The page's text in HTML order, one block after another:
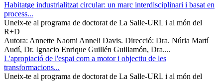
Habitatge industrialitzat circular: un marc interdisciplinari i basat en
process...
Uneix-te al programa de doctorat de La Salle-URL i al món del
R+D
Autora: Annette Naomi Anneli Davis. Direcció: Dra. Núria Martí
Audí, Dr. Ignacio Enrique Guillén Guillamón, Dra....
L'apropiació de l'espai com a motor i objectiu de les
transformacions...
Uneix-te al programa de doctorat de La Salle-URL i al món del